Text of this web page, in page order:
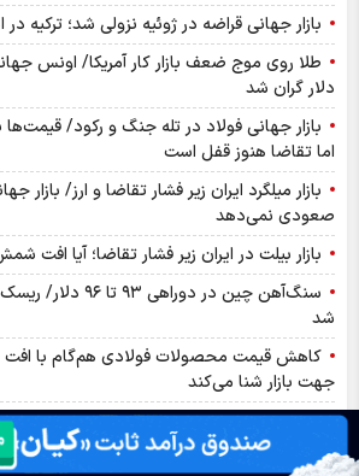
بازار جهانی قراضه در ژوئیه نزولی شد؛ ترکیه
دلار گران شد
بازار جهانی فولاد در تله جنگ و رکود/
اما تقاضا هنوز قفل است
بازار میلگرد ایران زیر فشار تقاضا و ارز/ بازار
صعودی نمی‌دهد
بازار بیلت در ایران زیر فشار تقاضا؛ آیا افت
سنگ‌آهن چین در
شد
کاهش قیمت محصولات فولادی هم‌گام با افت
جهت بازار شنا می‌کند
بورس به ۵.۵۶ میلیون واحد رسید؛ دلار عقب نشست!